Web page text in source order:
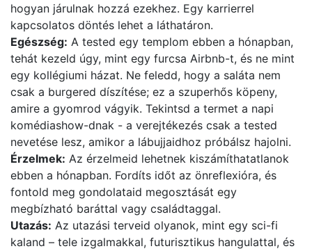
hogyan járulnak hozzá ezekhez. Egy karrierrel
kapcsolatos döntés lehet a láthatáron.
Egészség: A tested egy templom ebben a hónapban,
tehát kezeld úgy, mint egy furcsa Airbnb-t, és ne mint
egy kollégiumi házat. Ne feledd, hogy a saláta nem
csak a burgered díszítése; ez a szuperhős köpeny,
amire a gyomrod vágyik. Tekintsd a termet a napi
komédiashow-dnak - a verejtékezés csak a tested
nevetése lesz, amikor a lábujjaidhoz próbálsz hajolni.
Érzelmek: Az érzelmeid lehetnek kiszámíthatatlanok
ebben a hónapban. Fordíts időt az önreflexióra, és
fontold meg gondolataid megosztását egy
megbízható baráttal vagy családtaggal.
Utazás: Az utazási terveid olyanok, mint egy sci-fi
kaland – tele izgalmakkal, futurisztikus hangulattal, és